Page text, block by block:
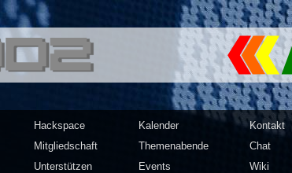
Computer Club
Hackspace
Mitgliedschaft
Unterstützen
Kalender
Themenabende
Events
Kontakt
Chat
Wiki